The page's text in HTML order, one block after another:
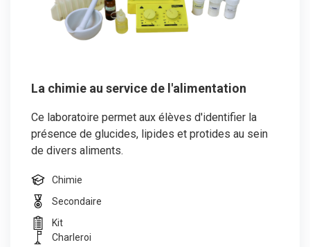
La chimie au service de l'alimentation
Ce laboratoire permet aux élèves d'identifier la
présence de glucides, lipides et protides au sein
de divers aliments.
Chimie
Secondaire
Kit
Charleroi